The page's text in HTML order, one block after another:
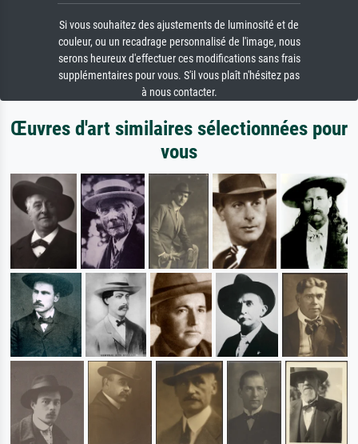
Si vous souhaitez des ajustements de luminosité et de
couleur, ou un recadrage personnalisé de l'image, nous
serons heureux d'effectuer ces modifications sans frais
supplémentaires pour vous. S'il vous plaît n'hésitez pas
à nous contacter.
Œuvres d'art similaires sélectionnées pour
vous